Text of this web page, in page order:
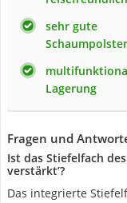
sehr gute
Lagerung
Fragen und
Ist das Stiefelfach
verstärkt’?
Das integrierte